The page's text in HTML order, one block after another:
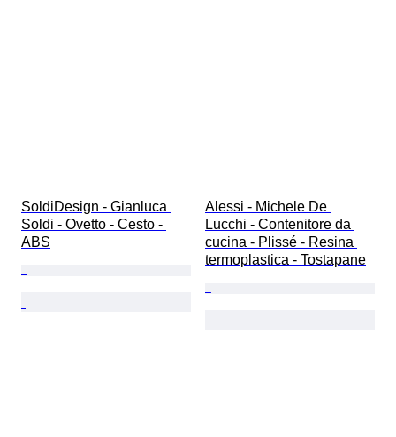
SoldiDesign - Gianluca
Soldi - Ovetto - Cesto -
ABS
Alessi - Michele De
Lucchi - Contenitore da
cucina - Plissé - Resina
termoplastica - Tostapane